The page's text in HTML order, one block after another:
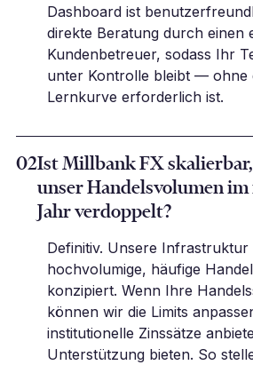
Dashboard ist
direkte Beratung durch einen
Kundenbetreuer, sodass Ihr
unter Kontrolle bleibt — ohne
Lernkurve erforderlich ist.
02Ist Millbank FX
unser Handelsvolumen im
Jahr verdoppelt?
Definitiv. Unsere
hochvolumige, häufige
konzipiert. Wenn Ihre
können wir die Limits
institutionelle Zinssätze
Unterstützung bieten. So